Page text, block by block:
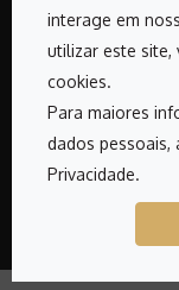
interage em
utilizar este site,
cookies.
Para maiores
dados pessoais,
Privacidade.
Copyrights ©